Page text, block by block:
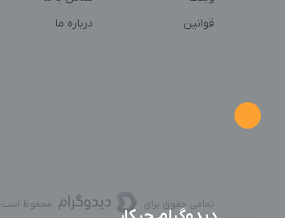
قوانین
درباره ما
تمامی حقوق برای محفوظ است